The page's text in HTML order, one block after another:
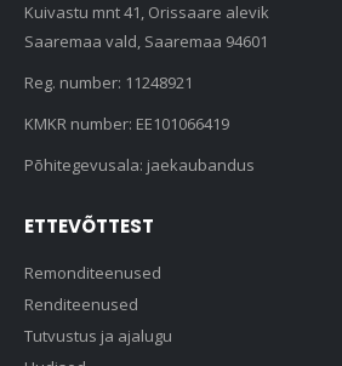
Kuivastu mnt 41, Orissaare alevik
Saaremaa vald, Saaremaa 94601
Reg. number: 11248921
KMKR number: EE101066419
Põhitegevusala: jaekaubandus
ETTEVÕTTEST
Remonditeenused
Renditeenused
Tutvustus ja ajalugu